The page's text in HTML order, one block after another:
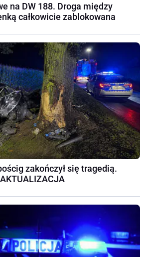
na DW 188. Droga między
całkowicie zablokowana
zakończył się tragedią.